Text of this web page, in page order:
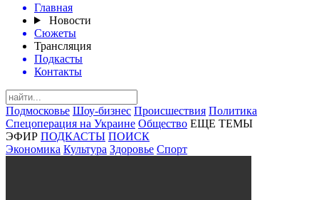
Главная
Новости
Сюжеты
Трансляция
Подкасты
Контакты
Подмосковье Шоу-бизнес Происшествия Политика
Спецоперация на Украине Общество ЕЩЕ ТЕМЫ
ЭФИР ПОДКАСТЫ ПОИСК
Экономика Культура Здоровье Спорт